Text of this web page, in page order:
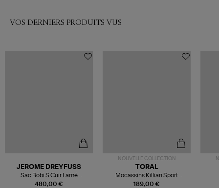
VOS DERNIERS PRODUITS VUS
480,00 €
JEROME DREYFUSS
Sac Bobi S Cuir Lamé
Champagne
NOUVELLE COLLECTION
189,00 €
TORAL
Mocassins Killian Sport
Mousse